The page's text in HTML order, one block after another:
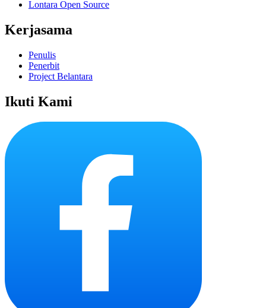
Lontara Open Source
Kerjasama
Penulis
Penerbit
Project Belantara
Ikuti Kami